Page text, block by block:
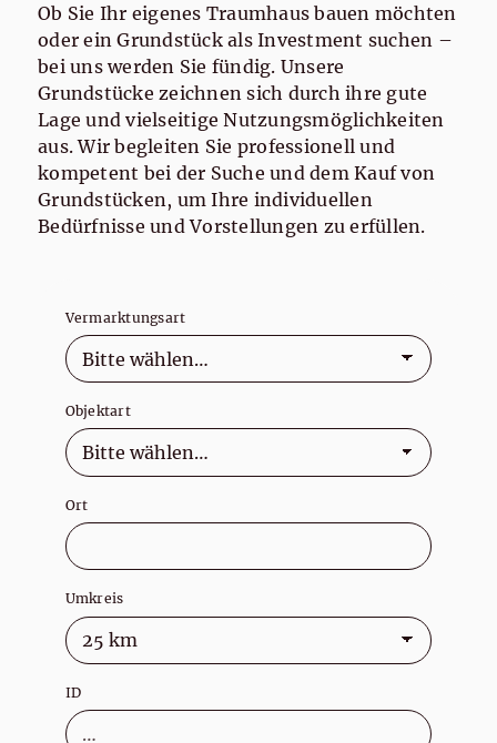
Ob Sie Ihr eigenes Traumhaus bauen möchten
oder ein Grundstück als Investment suchen –
bei uns werden Sie fündig. Unsere
Grundstücke zeichnen sich durch ihre gute
Lage und vielseitige Nutzungsmöglichkeiten
aus. Wir begleiten Sie professionell und
kompetent bei der Suche und dem Kauf von
Grundstücken, um Ihre individuellen
Bedürfnisse und Vorstellungen zu erfüllen.
Vermarktungsart
Objektart
Ort
Umkreis
ID